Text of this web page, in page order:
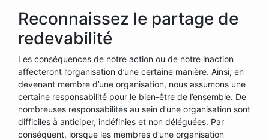
Reconnaissez le partage de
redevabilité
Les conséquences de notre action ou de notre inaction
affecteront l’organisation d’une certaine manière. Ainsi, en
devenant membre d’une organisation, nous assumons une
certaine responsabilité pour le bien-être de l’ensemble. De
nombreuses responsabilités au sein d’une organisation sont
difficiles à anticiper, indéfinies et non déléguées. Par
conséquent, lorsque les membres d’une organisation